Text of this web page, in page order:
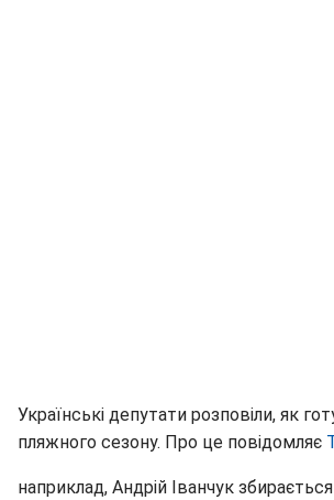
Українські депутати розповіли, як
пляжного сезону. Про це повідомляє
наприклад, Андрій Іванчук